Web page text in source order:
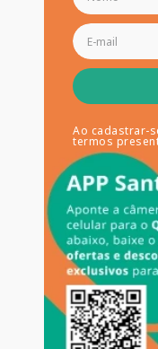
Ao cadastrar-
termos